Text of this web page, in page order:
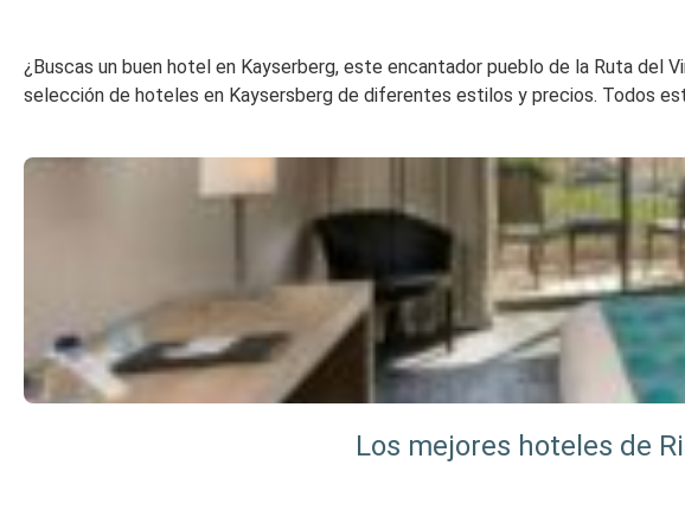
¿Buscas un buen hotel en Kayserberg, este encantador pueblo de la Ruta del
selección de hoteles en Kaysersberg de diferentes estilos y precios. Todos
Los mejores hoteles de